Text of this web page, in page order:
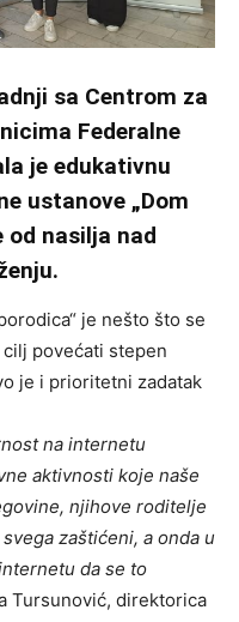
sa Centrom za
Federalne
je edukativnu
ustanove „Dom
od nasilja nad
je nešto što se
povećati stepen
je i prioritetni zadatak
na internetu
aktivnosti koje naše
njihove roditelje
zaštićeni, a onda u
da se to
Tursunović, direktorica